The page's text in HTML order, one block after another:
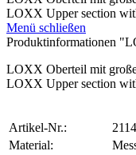
LOXX Upper section
Menü schließen
Produktinformationen
LOXX Oberteil mit
LOXX Upper section
Artikel-Nr.:
Material: